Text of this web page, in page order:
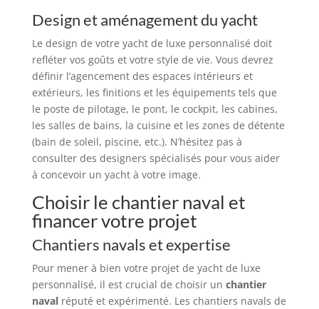
Design et aménagement du yacht
Le design de votre yacht de luxe personnalisé doit
refléter vos goûts et votre style de vie. Vous devrez
définir l’agencement des espaces intérieurs et
extérieurs, les finitions et les équipements tels que
le poste de pilotage, le pont, le cockpit, les cabines,
les salles de bains, la cuisine et les zones de détente
(bain de soleil, piscine, etc.). N’hésitez pas à
consulter des designers spécialisés pour vous aider
à concevoir un yacht à votre image.
Choisir le chantier naval et
financer votre projet
Chantiers navals et expertise
Pour mener à bien votre projet de yacht de luxe
personnalisé, il est crucial de choisir un chantier
navalréputé et expérimenté. Les chantiers navals de